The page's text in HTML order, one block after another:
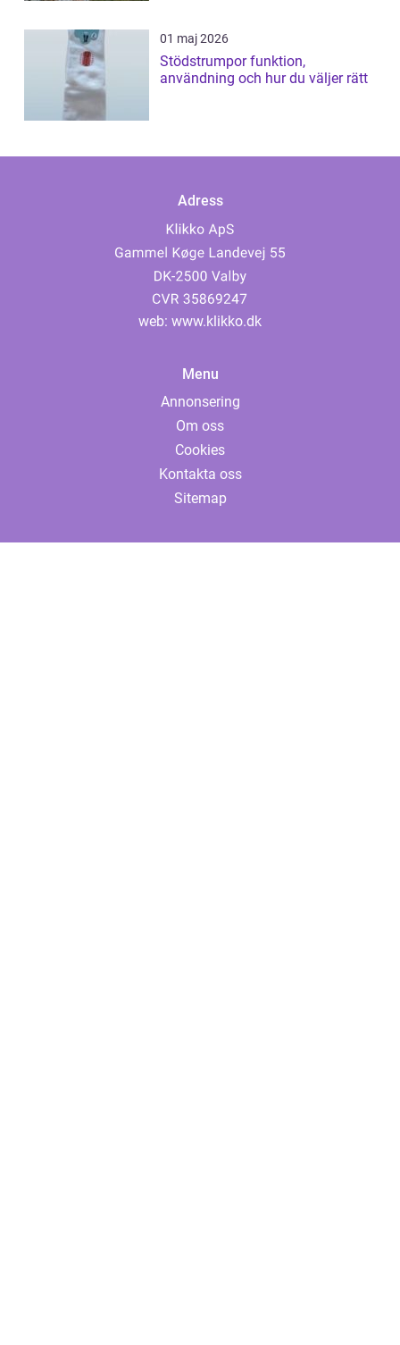
01 maj 2026
Stödstrumpor funktion,
användning och hur du väljer rätt
Adress
web: www.klikko.dk
Menu
Annonsering
Om oss
Cookies
Kontakta oss
Sitemap